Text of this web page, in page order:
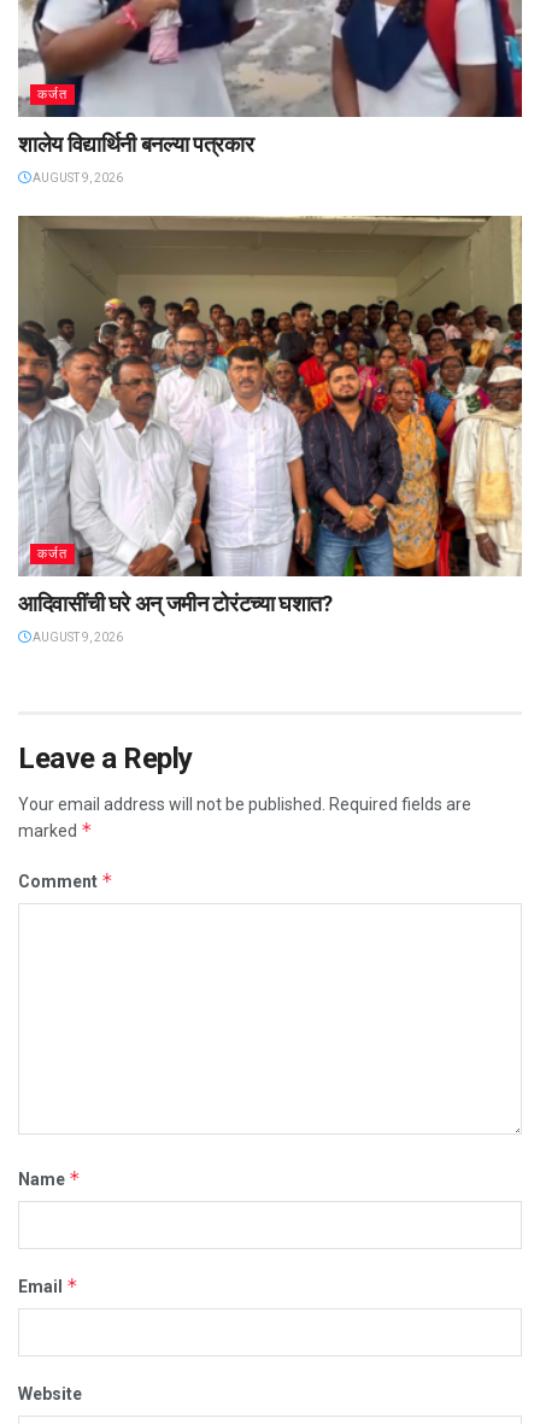
कर्जत
शालेय विद्यार्थिनी बनल्या पत्रकार
AUGUST 9, 2026
कर्जत
आदिवासींची घरे अन्‌‍‍ जमीन टोरंटच्या घशात?
AUGUST 9, 2026
Leave a Reply
Your email address will not be published.
Required fields are
marked *
Comment *
Name *
Email *
Website